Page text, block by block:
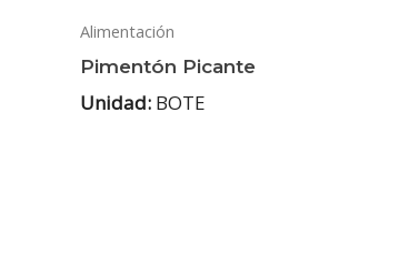
Alimentación
Pimentón Picante
Unidad: BOTE